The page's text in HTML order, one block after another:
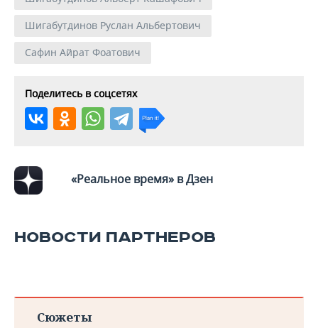
Шигабутдинов Руслан Альбертович
Сафин Айрат Фоатович
Поделитесь в соцсетях
«Реальное время» в Дзен
НОВОСТИ ПАРТНЕРОВ
Сюжеты